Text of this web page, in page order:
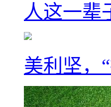
人这一辈
美利坚，